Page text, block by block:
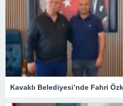
Kavaklı Belediyesi’nde Fahri